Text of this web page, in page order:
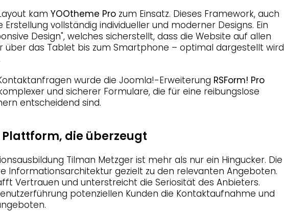
kam YOOtheme Pro zum Einsatz. Dieses Framework, auch
vollständig individueller und moderner Designs. Ein
Design", welches sicherstellt, dass die Website auf allen
über das Tablet bis zum Smartphone – optimal dargestellt wird
wurde die Joomla!-Erweiterung RSForm! Pro
und sicherer Formulare, die für eine reibungslose
entscheidend sind.
Plattform, die überzeugt
Tilman Metzger ist mehr als nur ein Hingucker. Die
Informationsarchitektur gezielt zu den relevanten Angeboten.
Vertrauen und unterstreicht die Seriosität des Anbieters.
potenziellen Kunden die Kontaktaufnahme und